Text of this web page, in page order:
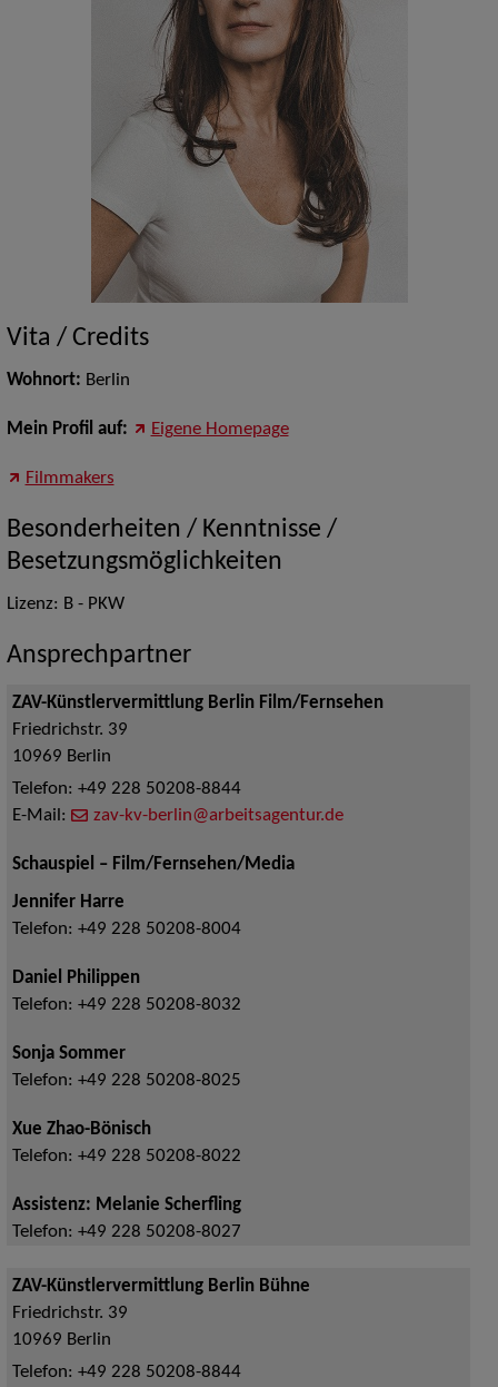
Vita / Credits
Wohnort: Berlin
Mein Profil auf: Eigene Homepage
Filmmakers
Besonderheiten / Kenntnisse /
Besetzungsmöglichkeiten
Lizenz: B - PKW
Ansprechpartner
ZAV-Künstlervermittlung Berlin Film/Fernsehen
Friedrichstr. 39
10969 Berlin
Telefon: +49 228 50208-8844
E-Mail:
zav-kv-berlin@arbeitsagentur.de
Schauspiel – Film/Fernsehen/Media
Jennifer Harre
Telefon: +49 228 50208-8004
Daniel Philippen
Telefon: +49 228 50208-8032
Sonja Sommer
Telefon: +49 228 50208-8025
Xue Zhao-Bönisch
Telefon: +49 228 50208-8022
Assistenz: Melanie Scherfling
Telefon: +49 228 50208-8027
ZAV-Künstlervermittlung Berlin Bühne
Friedrichstr. 39
10969 Berlin
Telefon: +49 228 50208-8844